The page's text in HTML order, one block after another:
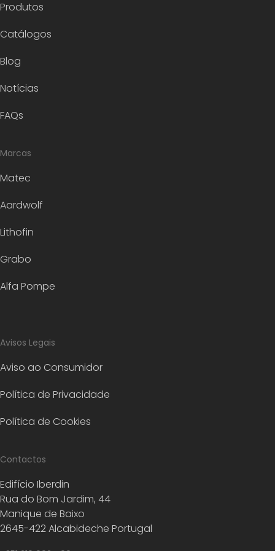
Produtos
Catálogos
Blog
Notícias
FAQs
Marcas
Matec
Aardwolf
Lithofin
Grabo
Alfa Pompe
Avisos Legais
Aviso ao Consumidor
Política de Privacidade
Política de Cookies
Contactos
Edifício Iberdin
Rua do Bom Jardim, 44
Manique de Baixo
2645-422 Alcabideche Portugal